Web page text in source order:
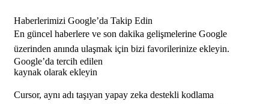
Haberlerimizi Google’da Takip Edin
En güncel haberlere ve son dakika gelişmelerine Google
üzerinden anında ulaşmak için bizi favorilerinize ekleyin.
Google’da tercih edilen
kaynak olarak ekleyin
Cursor, aynı adı taşıyan yapay zeka destekli kodlama